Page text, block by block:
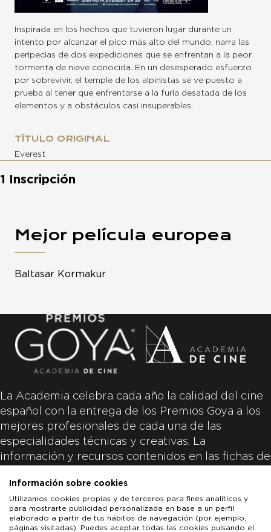
Inspirada en los hechos que tuvieron lugar durante un
intento por alcanzar el pico más alto del mundo, narra las
peripecias de dos expediciones que se enfrentan a la peor
tormenta de nieve conocida. En un desesperado esfuerzo
por sobrevivir, el temple de los alpinistas se ve puesto a
prueba al tener que enfrentarse a la furia desatada de los
elementos y a obstáculos casi insuperables.
TÍTULO ORIGINAL
Everest
1 Inscripción
Mejor película europea
Baltasar Kormakur
La Academia celebra cada año la calidad del cine
español con la entrega de los Premios Goya a los
mejores profesionales de cada una de las
especialidades técnicas y creativas. La
información y recursos contenidos en las fichas de
productoras de las películas y responsabilidad
única y exclusiva de las mismas.
Información sobre cookies
Utilizamos cookies propias y de terceros para fines analíticos y
para mostrarte publicidad personalizada en base a un perfil
elaborado a partir de tus hábitos de navegación (por ejemplo,
páginas visitadas). Puedes aceptar todas las cookies pulsando el